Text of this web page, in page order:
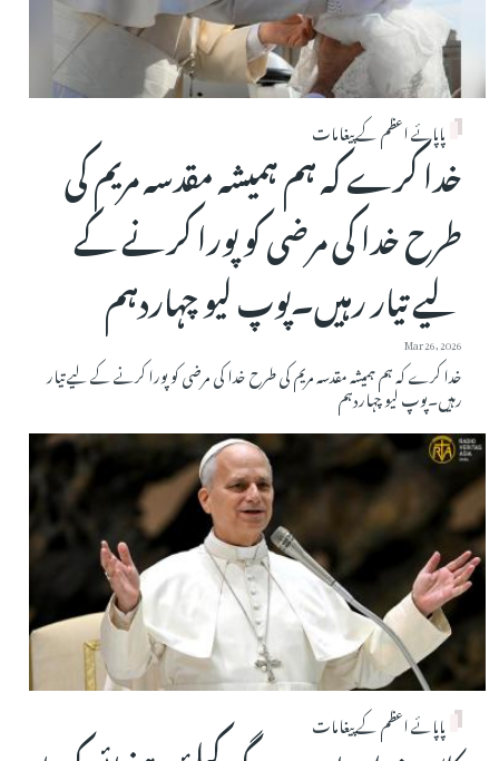
پاپائے اعظم کے پیغامات
خدا کرے کہ ہم ہمیشہ مقدسہ مریم کی
طرح خدا کی مرضی کو پورا کرنے کے
لیے تیار رہیں۔پوپ لیو چہاردہم
Mar 26, 2026
خدا کرے کہ ہم ہمیشہ مقدسہ مریم کی طرح خدا کی مرضی کو پورا کرنے کے لیے تیار
رہیں۔پوپ لیو چہاردہم
پاپائے اعظم کے پیغامات